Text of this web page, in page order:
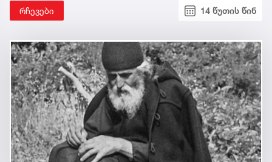
რჩევები 14 წუთის წინ